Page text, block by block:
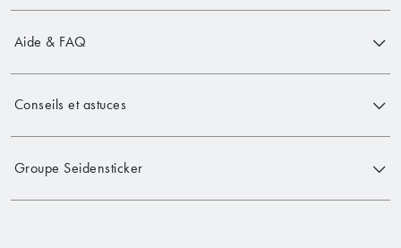
Aide & FAQ
Conseils et astuces
Groupe Seidensticker